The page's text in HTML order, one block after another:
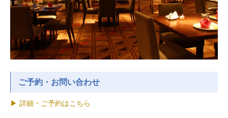
ご予約・お問い合わせ
▶ 詳細・ご予約はこちら